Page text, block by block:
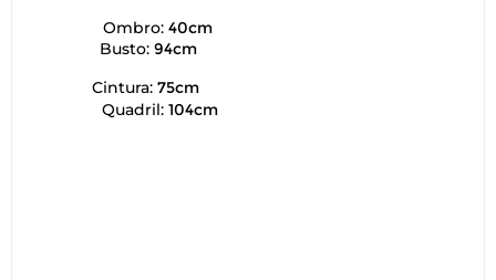
Ombro: 40cm
Busto: 94cm
Cintura: 75cm
Quadril: 104cm